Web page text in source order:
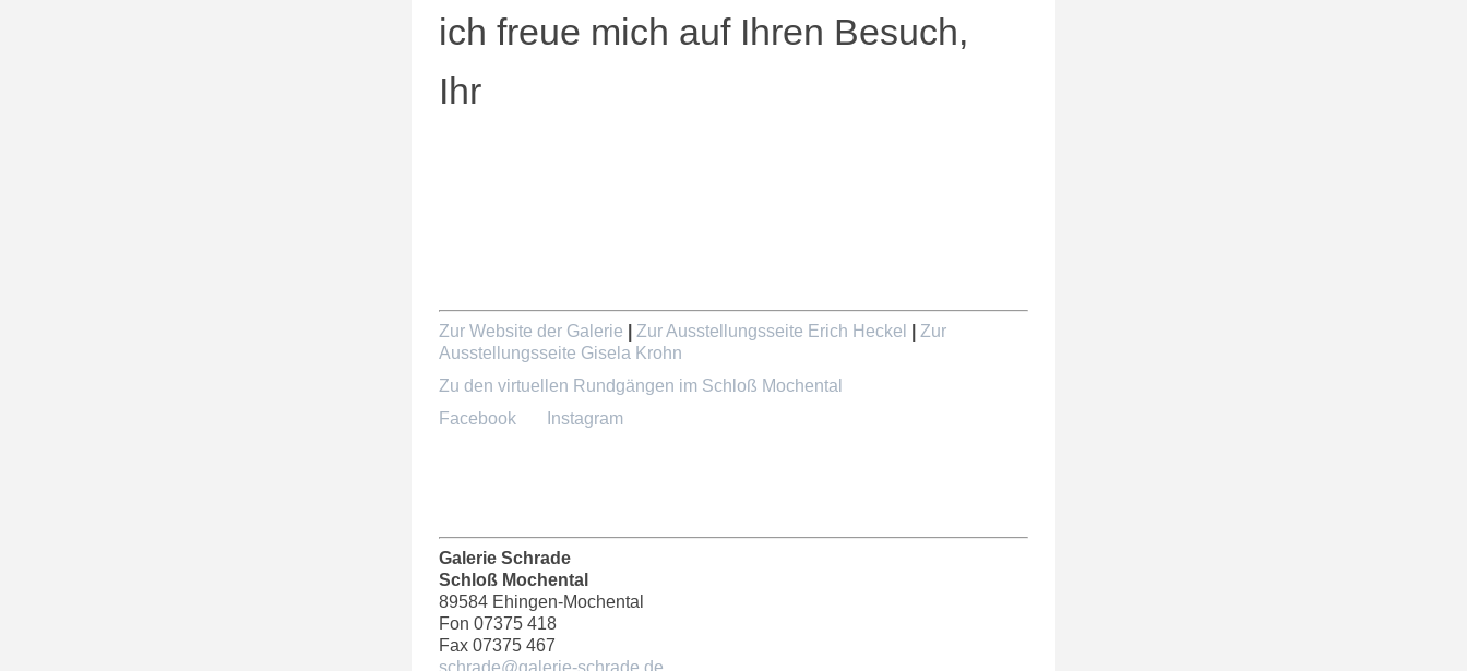
ich freue mich auf Ihren Besuch,
Ihr
Zur Website der Galerie Zur Ausstellungsseite Erich Heckel
Zur
Ausstellungsseite Gisela Krohn
Zu den virtuellen Rundgängen im Schloß Mochental
Facebook
Instagram
Galerie Schrade
Schloß Mochental
89584 Ehingen-Mochental
Fon 07375 418
Fax 07375 467
schrade@galerie-schrade.de